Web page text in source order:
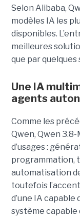
Selon Alibaba,
modèles IA les
disponibles.
meilleures
que par
Une IA
agents
Comme les
Qwen, Qwen
d’usages :
programmation,
automatisation
toutefois
d’une IA
système capable